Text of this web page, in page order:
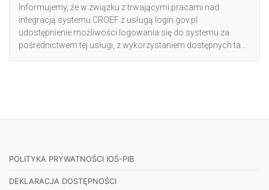
Rejestr jest prowadzony przez Instytut Ochrony Środowiska –
Państwowy Instytut Badawczy. Podmioty uprawnione do
wprowadzania danych do Rejestru oraz osoby upoważnione
do reprezentowania tychże podmiotów zostały wskazane w
Informujemy, że w związku z trwającymi pracami nad
integracją systemu CROEF z usługą login.gov.pl
udostępnienie możliwości logowania się do systemu za
pośrednictwem tej usługi, z wykorzystaniem dostępnych tam
POLITYKA PRYWATNOŚCI IOŚ-PIB
DEKLARACJA DOSTĘPNOŚCI